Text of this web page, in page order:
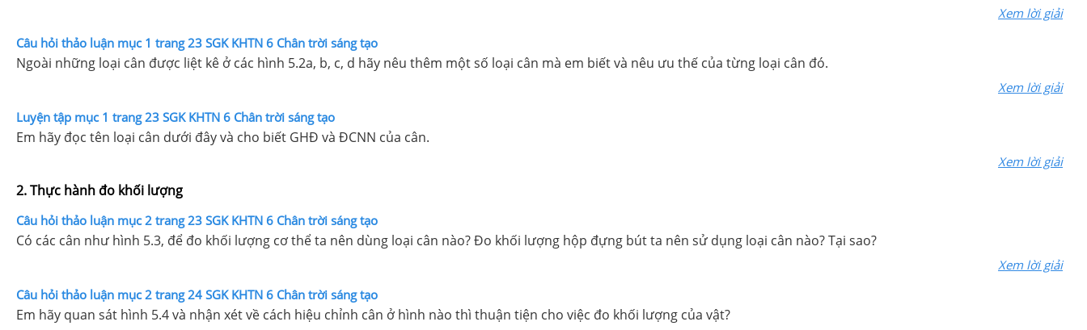
Xem lời giải
Câu hỏi thảo luận mục 1 trang 23 SGK KHTN 6 Chân trời sáng tạo
Ngoài những loại cân được liệt kê ở các hình 5.2a, b, c, d hãy nêu thêm một số loại cân mà em biết và nêu ưu thế của từng loại cân đó.
Xem lời giải
Luyện tập mục 1 trang 23 SGK KHTN 6 Chân trời sáng tạo
Em hãy đọc tên loại cân dưới đây và cho biết GHĐ và ĐCNN của cân.
Xem lời giải
2. Thực hành đo khối lượng
Câu hỏi thảo luận mục 2 trang 23 SGK KHTN 6 Chân trời sáng tạo
Có các cân như hình 5.3, để đo khối lượng cơ thể ta nên dùng loại cân nào? Đo khối lượng hộp đựng bút ta nên sử dụng loại cân nào? Tại sao?
Xem lời giải
Câu hỏi thảo luận mục 2 trang 24 SGK KHTN 6 Chân trời sáng tạo
Em hãy quan sát hình 5.4 và nhận xét về cách hiệu chỉnh cân ở hình nào thì thuận tiện cho việc đo khối lượng của vật?